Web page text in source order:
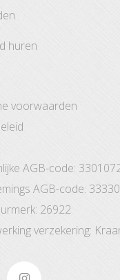
huren
voorwaarden
AGB-code:
AGB-code:
26922
verzekering: